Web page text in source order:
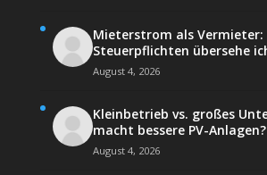
Mieterstrom als Vermieter:
Steuerpflichten übersehe
August 4, 2026
Kleinbetrieb vs. großes
macht bessere PV-Anlagen?
August 4, 2026